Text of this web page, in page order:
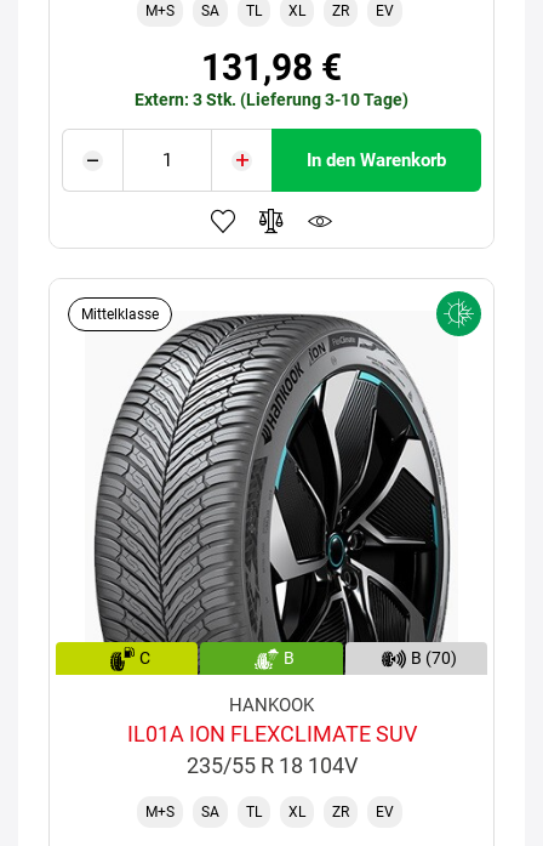
M+S SA TL XL ZR EV
131,98 €
Extern: 3 Stk. (Lieferung 3-10 Tage)
In den Warenkorb
Mittelklasse
C B B (70)
HANKOOK
IL01A ION FLEXCLIMATE SUV
235/55 R 18 104V
M+S SA TL XL ZR EV